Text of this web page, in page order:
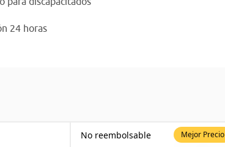
24 horas
No reembolsable Mejor Precio